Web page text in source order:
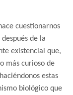
cuestionarnos
de la
existencial que,
más curioso de
estas
biológico que